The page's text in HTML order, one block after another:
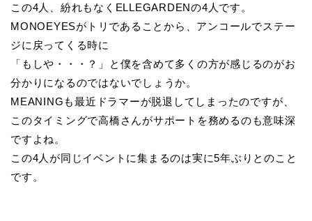
この4人、紛れもなくELLEGARDENの4人です。
MONOEYESがトリであることから、アンコールでステー
ジに戻ってくる時に
「もしや・・・？」と僕を含めて多くの方が感じるのがお
分かりになるのではないでしょうか。
MEANINGも最近ドラマーが脱退してしまったのですが、
このタイミングで高橋さんがサポートを務めるのも意味深
ですよね。
この4人が同じイベントに集まるのは実に5年ぶりとのこと
です。